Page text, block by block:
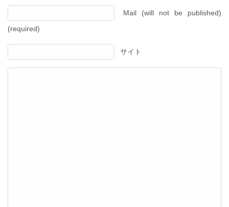
Mail (will not be published)
(required)
サイト